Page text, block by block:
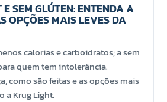
SEM GLÚTEN: ENTENDA A
OPÇÕES MAIS LEVES DA
calorias e carboidratos; a sem
quem tem intolerância.
como são feitas e as opções mais
a Krug Light.